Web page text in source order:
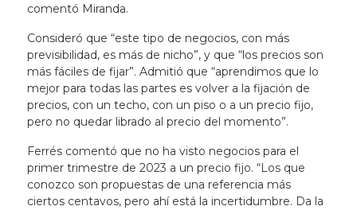
comentó Miranda.
Consideró que “este tipo de negocios, con más
previsibilidad, es más de nicho”, y que “los precios son
más fáciles de fijar”. Admitió que “aprendimos que lo
mejor para todas las partes es volver a la fijación de
precios, con un techo, con un piso o a un precio fijo,
pero no quedar librado al precio del momento”.
Ferrés comentó que no ha visto negocios para el
primer trimestre de 2023 a un precio fijo. “Los que
conozco son propuestas de una referencia más
ciertos centavos, pero ahí está la incertidumbre. Da la